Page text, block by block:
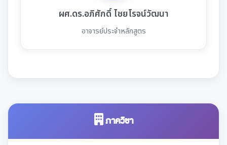
ผศ.ดร.อภิศักดิ์ ไชยโรจน์วัฒนา
อาจารย์ประจำหลักสูตร
ภาควิชา